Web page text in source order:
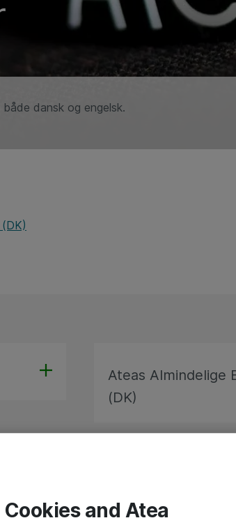
dansk og engelsk.
Ateas Almindelige
(DK)
Ateas Standard
(UK)
Cookies and Atea